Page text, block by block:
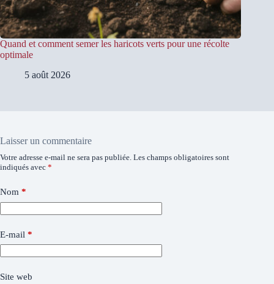
Quand et comment semer les haricots verts pour une récolte
optimale
5 août 2026
Laisser un commentaire
Votre adresse e-mail ne sera pas publiée. Les champs obligatoires sont
indiqués avec *
Nom *
E-mail *
Site web